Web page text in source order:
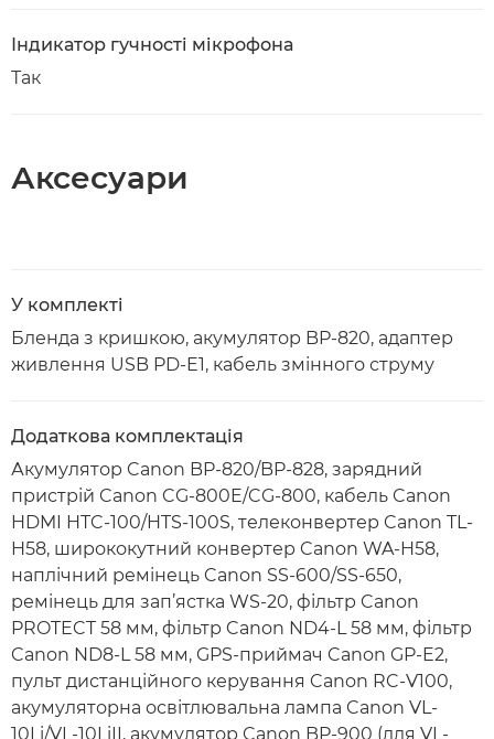
Індикатор гучності мікрофона
Так
Аксесуари
У комплекті
Бленда з кришкою, акумулятор BP-820, адаптер
живлення USB PD-E1, кабель змінного струму
Додаткова комплектація
Акумулятор Canon BP-820/BP-828, зарядний
пристрій Canon CG-800E/CG-800, кабель Canon
HDMI HTC-100/HTS-100S, телеконвертер Canon TL-
H58, ширококутний конвертер Canon WA-H58,
наплічний ремінець Canon SS-600/SS-650,
ремінець для зап’ястка WS-20, фільтр Canon
PROTECT 58 мм, фільтр Canon ND4-L 58 мм, фільтр
Canon ND8-L 58 мм, GPS-приймач Canon GP-E2,
пульт дистанційного керування Canon RC-V100,
акумуляторна освітлювальна лампа Canon VL-
10Li/VL-10LiII, акумулятор Canon BP-900 (для VL-